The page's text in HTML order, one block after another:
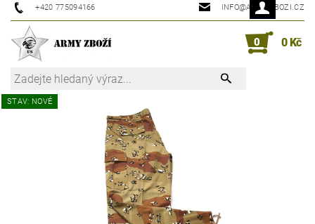
+420 775094166 INFO@ARMYZBOZI.CZ
0 0 Kč
STAV: NOVÉ